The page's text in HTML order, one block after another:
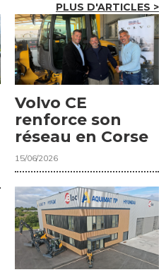
PLUS D'ARTICLES >
Volvo CE
renforce son
réseau en Corse
15/06/2026